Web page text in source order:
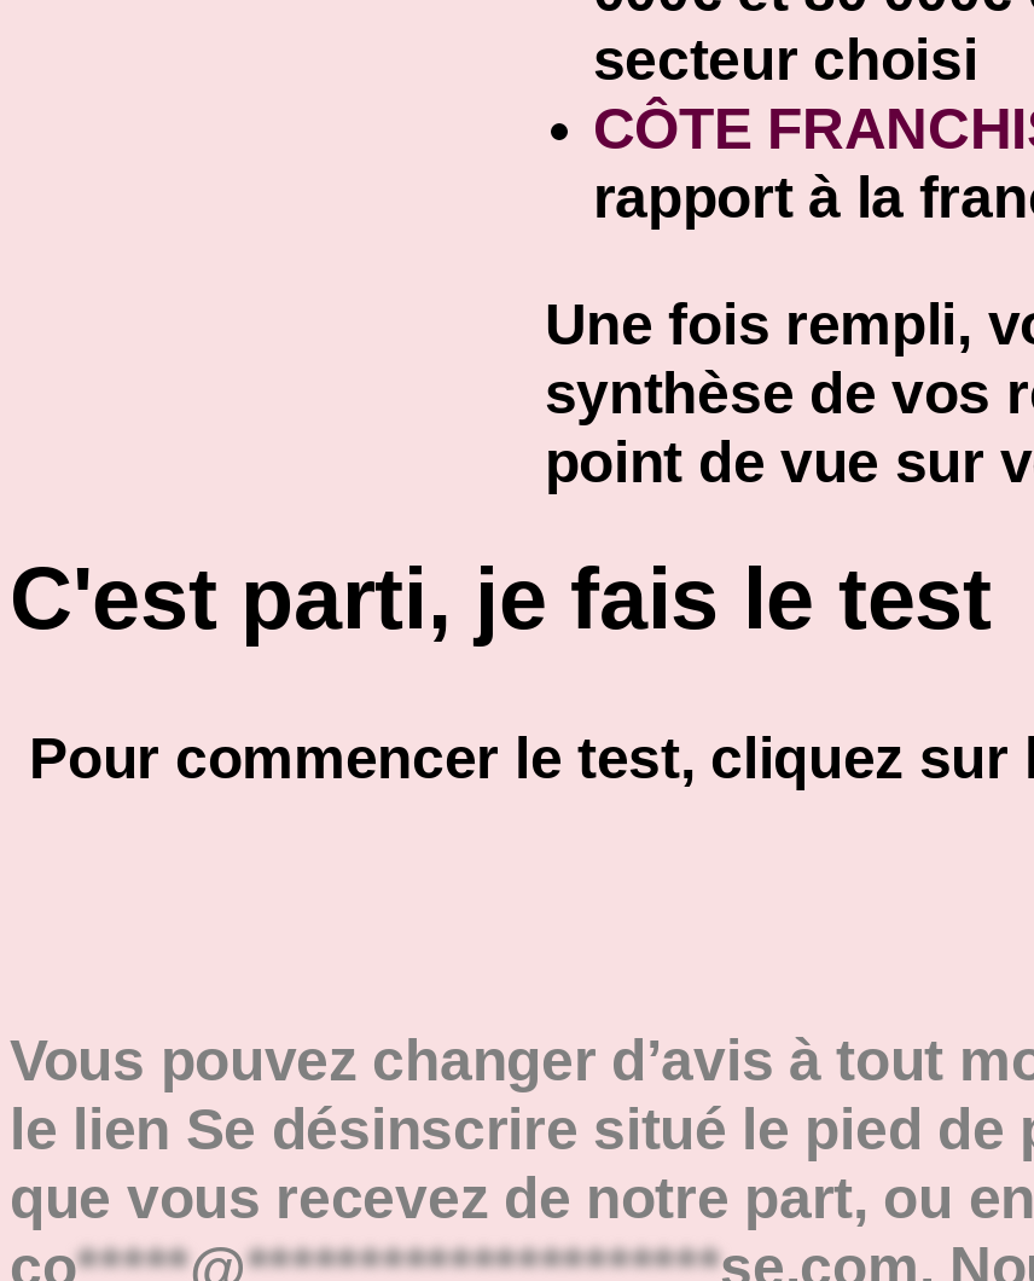
secteur choisi
CÔTE
rapport à la
Une fois rempli,
synthèse de vos
point de vue sur
C'est parti, je fais le test
Pour commencer le test, cliquez
Vous pouvez changer d’avis à tout
le lien Se désinscrire situé le pied de
que vous recevez de notre part, ou
co*****@*********************se.com.